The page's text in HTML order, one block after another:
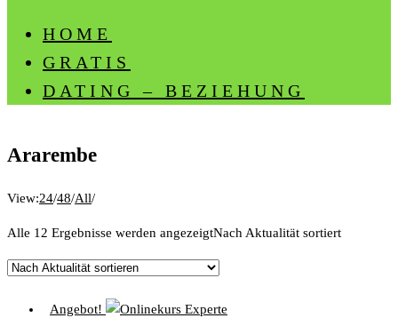
HOME
GRATIS
DATING – BEZIEHUNG
Ararembe
View:24/48/All/
Alle 12 Ergebnisse werden angezeigtNach Aktualität sortiert
Angebot!